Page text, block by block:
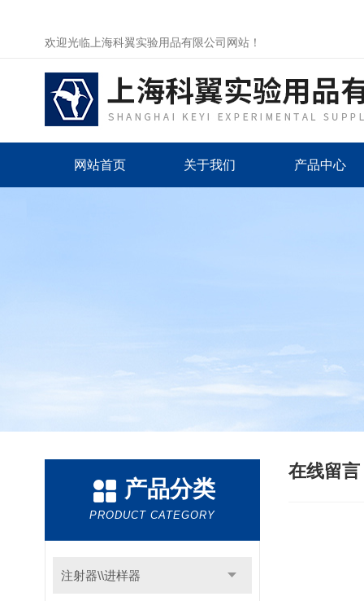
欢迎光临上海科翼实验用品有限公司网站！
网站首页 关于我们 产品中心
产品分类
PRODUCT CATEGORY
注射器\\进样器
在线留言